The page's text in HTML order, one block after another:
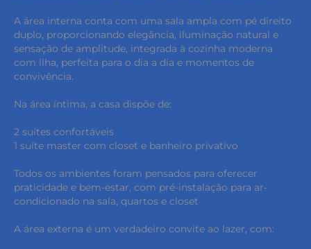
A área interna conta com uma sala ampla com pé direito
duplo, proporcionando elegância, iluminação natural e
sensação de amplitude, integrada à cozinha moderna
com ilha, perfeita para o dia a dia e momentos de
convivência.
Na área íntima, a casa dispõe de:
2 suítes confortáveis
1 suíte master com closet e banheiro privativo
Todos os ambientes foram pensados para oferecer
praticidade e bem-estar, com pré-instalação para ar-
condicionado na sala, quartos e closet
A área externa é um verdadeiro convite ao lazer, com: